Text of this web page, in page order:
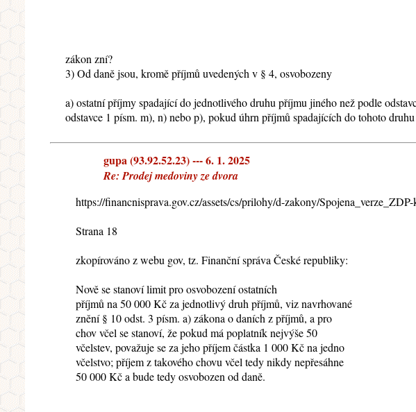
zákon zní?
3) Od daně jsou, kromě příjmů uvedených v § 4, osvobozeny
a) ostatní příjmy spadající do jednotlivého druhu příjmu jiného než podle
odstavce 1 písm. m), n) nebo p), pokud úhrn příjmů spadajících do tohoto
gupa (93.92.52.23) --- 6. 1. 2025
Re: Prodej medoviny ze dvora
https://financnisprava.gov.cz/assets/cs/prilohy/d-zakony/
Strana 18
zkopírováno z webu gov, tz. Finanční správa České republiky:
Nově se stanoví limit pro osvobození ostatních
příjmů na 50 000 Kč za jednotlivý druh příjmů, viz navrhované
znění § 10 odst. 3 písm. a) zákona o daních z příjmů, a pro
chov včel se stanoví, že pokud má poplatník nejvýše 50
včelstev, považuje se za jeho příjem částka 1 000 Kč na jedno
včelstvo; příjem z takového chovu včel tedy nikdy nepřesáhne
50 000 Kč a bude tedy osvobozen od daně.